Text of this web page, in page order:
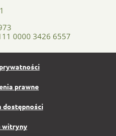
0000 3426 6557
prawne
dostępności
witryny